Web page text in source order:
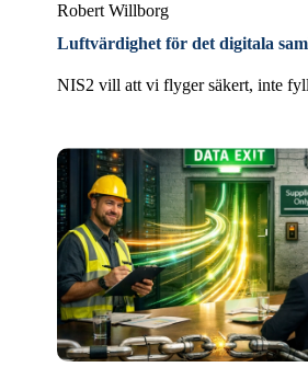
Robert Willborg
Luftvärdighet för det digitala
NIS2 vill att vi flyger säkert, inte